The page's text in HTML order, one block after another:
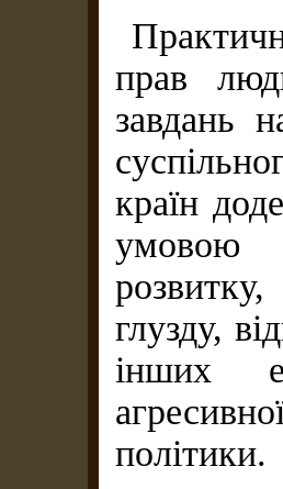
прав
завдань
країн
умовою
глузду,
інших
політики.